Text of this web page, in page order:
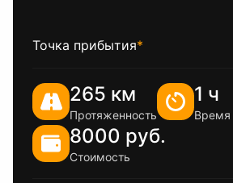
Точка прибытия*
265 км
Протяженность
1 ч
Время
8000 руб.
Стоимость